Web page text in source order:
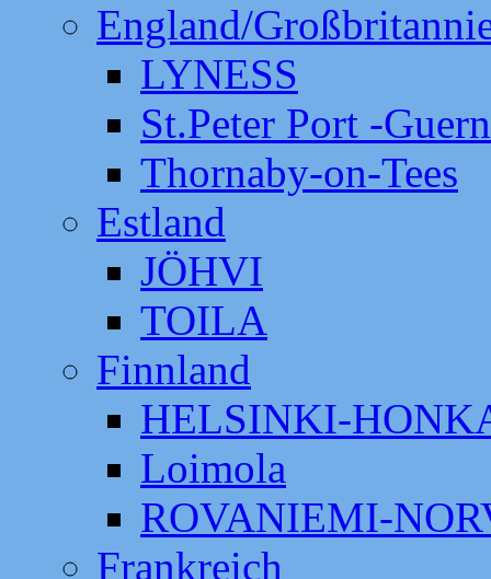
England/
LYNESS
St.Peter Port -
Thornaby-on-Tees
Estland
JÖHVI
TOILA
Finnland
HELSINKI-
Loimola
ROVANIEMI-
Frankreich